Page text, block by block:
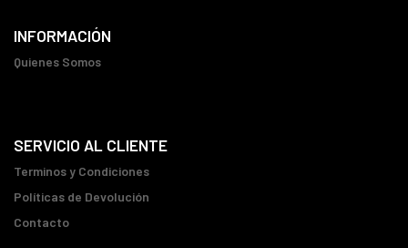
INFORMACIÓN
Quienes Somos
SERVICIO AL CLIENTE
Terminos y Condiciones
Políticas de Devolución
Contacto